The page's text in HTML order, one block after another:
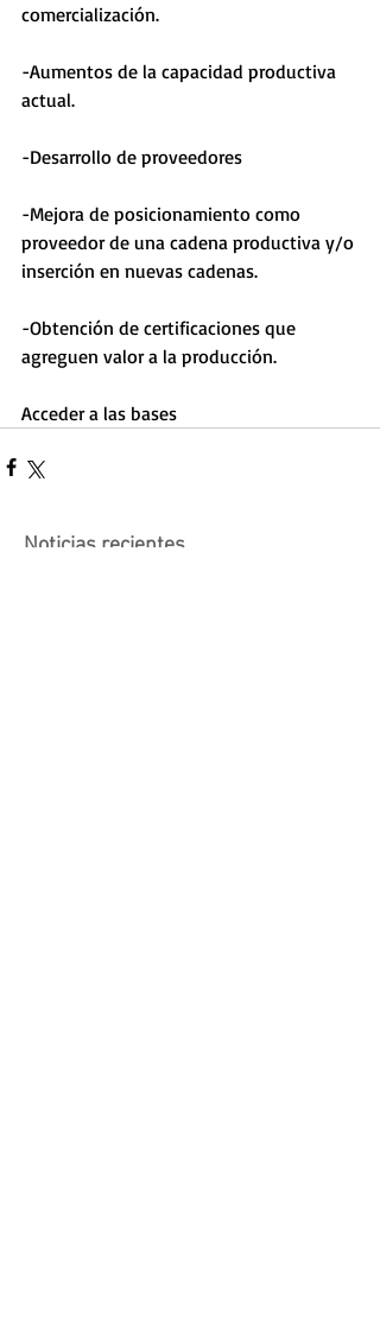
comercialización.
-Aumentos de la capacidad productiva
actual.
-Desarrollo de proveedores
-Mejora de posicionamiento como
proveedor de una cadena productiva y/o
inserción en nuevas cadenas.
-Obtención de certificaciones que
agreguen valor a la producción.
Acceder a las bases
Noticias recientes